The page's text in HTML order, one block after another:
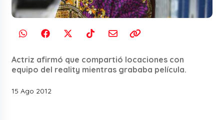
Actriz afirmó que compartió locaciones con
equipo del reality mientras grababa película.
15 Ago 2012